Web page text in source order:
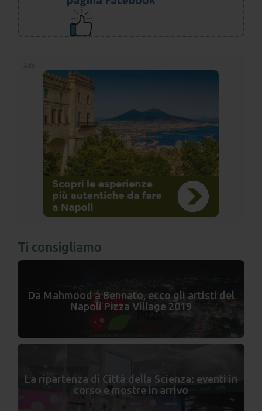
Ti consigliamo
Da Mahmood a Bennato, ecco gli artisti del
Napoli Pizza Village 2019
La ripartenza di Città della Scienza: eventi in
corso e mostre in arrivo